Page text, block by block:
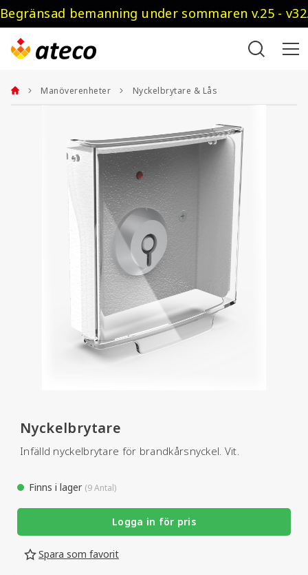
Begränsad bemanning under sommaren v.25 -
Manöverenheter Nyckelbrytare & Lås
Nyckelbrytare
Infälld nyckelbrytare för brandkårsnyckel. Vit.
Finns i lager (9 Antal)
Logga in för pris
Spara som favorit